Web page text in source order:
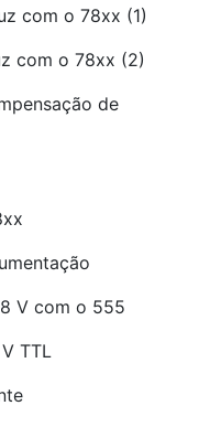
com o 78xx (1)
com o 78xx (2)
de
V com o 555
TTL